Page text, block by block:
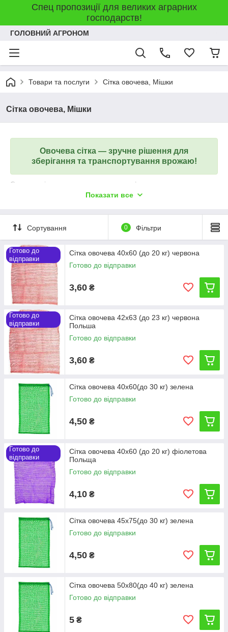
Спец пропозиції для великих аграрних
господарств!
ГОЛОВНИЙ АГРОНОМ
Товари та послуги Сітка овочева, Мішки
Сітка овочева, Мішки
Овочева сітка — зручне рішення для
зберігання та транспортування врожаю!
Овочева сітка використовується для фасування, перевезення
та зберігання картоплі, цибулі, моркви, буряка, капусти та
✅ Забезпечує вільну циркуляцію повітря.
✅ Допомагає довше зберігати свіжість продукції.
✅ Зручна для фасування, транспортування й реалізації.
✅ Підходить для домашніх господарств і великих виробників.
🌱 Практичне рішення, яке спрощує зберігання та продаж
урожаю.
Показати все
Сортування 0 Фільтри
Готово до
відправки
Сітка овочева 40х60 (до 20 кг) червона
Готово до відправки
3,60 ₴
Готово до
відправки
Сітка овочева 42х63 (до 23 кг) червона
Польша
Готово до відправки
3,60 ₴
Сітка овочева 40х60(до 30 кг) зелена
Готово до відправки
4,50 ₴
Готово до
відправки
Сітка овочева 40х60 (до 20 кг) фіолетова
Польща
Готово до відправки
4,10 ₴
Сітка овочева 45х75(до 30 кг) зелена
Готово до відправки
4,50 ₴
Сітка овочева 50х80(до 40 кг) зелена
Готово до відправки
5 ₴